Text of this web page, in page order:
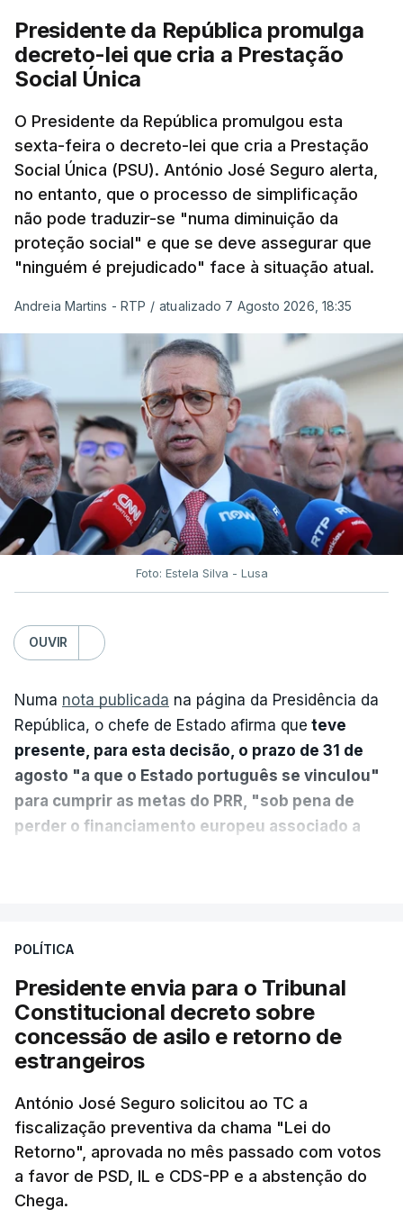
Presidente da República promulga
decreto-lei que cria a Prestação
Social Única
O Presidente da República promulgou esta
sexta-feira o decreto-lei que cria a Prestação
Social Única (PSU). António José Seguro alerta,
no entanto, que o processo de simplificação
não pode traduzir-se "numa diminuição da
proteção social" e que se deve assegurar que
"ninguém é prejudicado" face à situação atual.
Andreia Martins - RTP / atualizado 7 Agosto 2026, 18:35
Foto: Estela Silva - Lusa
OUVIR
Numa nota publicada na página da Presidência da
República, o chefe de Estado afirma que teve
presente, para esta decisão, o prazo de 31 de
agosto "a que o Estado português se vinculou"
para cumprir as metas do PRR, "sob pena de
perder o financiamento europeu associado a
sistema mais simples, mais justo e transparente".
"Sempre que seja possível reduzir burocracias,
eliminar sobreposições e garantir que os apoios
chegam a quem mais necessita, estaremos a dar
um passo na direção certa", argumenta o
Presidente da República.
Assegurar que "ninguém é
prejudicado"
POLÍTICA
Presidente envia para o Tribunal
Constitucional decreto sobre
concessão de asilo e retorno de
estrangeiros
António José Seguro solicitou ao TC a
fiscalização preventiva da chama "Lei do
Retorno", aprovada no mês passado com votos
a favor de PSD, IL e CDS-PP e a abstenção do
Chega.